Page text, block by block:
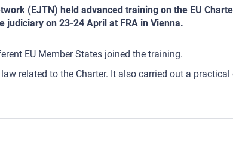
(EJTN) held advanced training on the EU
judiciary on 23-24 April at FRA in Vienna.
EU Member States joined the training.
related to the Charter. It also carried out a practical